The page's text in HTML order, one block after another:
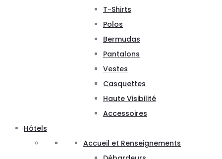
T-Shirts
Polos
Bermudas
Pantalons
Vestes
Casquettes
Haute Visibilité
Accessoires
Hôtels
Accueil et Renseignements